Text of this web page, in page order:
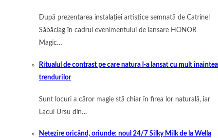
După prezentarea instalației artistice semnată de Catrinel
Săbăciag în cadrul evenimentului de lansare HONOR
Magic…
Ritualul de contrast pe care natura l-a lansat cu mult înaintea
trendurilor
Sunt locuri a căror magie stă chiar în firea lor naturală, iar
Lacul Ursu din…
Netezire oricând, oriunde: noul 24/7 Silky Milk de la Wella